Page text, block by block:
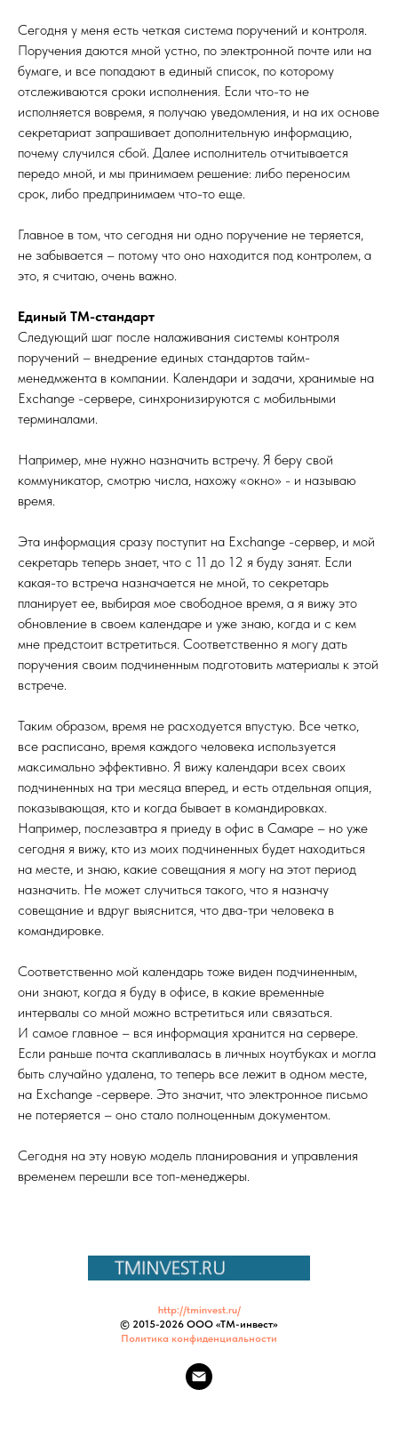
Сегодня у меня есть четкая система поручений и контроля.
Поручения даются мной устно, по электронной почте или на
бумаге, и все попадают в единый список, по которому
отслеживаются сроки исполнения. Если что-то не
исполняется вовремя, я получаю уведомления, и на их основе
секретариат запрашивает дополнительную информацию,
почему случился сбой. Далее исполнитель отчитывается
передо мной, и мы принимаем решение: либо переносим
срок, либо предпринимаем что-то еще.
Главное в том, что сегодня ни одно поручение не теряется,
не забывается – потому что оно находится под контролем, а
это, я считаю, очень важно.
Единый ТМ-стандарт
Следующий шаг после налаживания системы контроля
поручений – внедрение единых стандартов тайм-
менедмжента в компании. Календари и задачи, хранимые на
Exchange -сервере, синхронизируются с мобильными
терминалами.
Например, мне нужно назначить встречу. Я беру свой
коммуникатор, смотрю числа, нахожу «окно» - и называю
время.
Эта информация сразу поступит на Exchange -сервер, и мой
секретарь теперь знает, что с 11 до 12 я буду занят. Если
какая-то встреча назначается не мной, то секретарь
планирует ее, выбирая мое свободное время, а я вижу это
обновление в своем календаре и уже знаю, когда и с кем
мне предстоит встретиться. Соответственно я могу дать
поручения своим подчиненным подготовить материалы к этой
встрече.
Таким образом, время не расходуется впустую. Все четко,
все расписано, время каждого человека используется
максимально эффективно. Я вижу календари всех своих
подчиненных на три месяца вперед, и есть отдельная опция,
показывающая, кто и когда бывает в командировках.
Например, послезавтра я приеду в офис в Самаре – но уже
сегодня я вижу, кто из моих подчиненных будет находиться
на месте, и знаю, какие совещания я могу на этот период
назначить. Не может случиться такого, что я назначу
совещание и вдруг выяснится, что два-три человека в
командировке.
Соответственно мой календарь тоже виден подчиненным,
они знают, когда я буду в офисе, в какие временные
интервалы со мной можно встретиться или связаться.
И самое главное – вся информация хранится на сервере.
Если раньше почта скапливалась в личных ноутбуках и могла
быть случайно удалена, то теперь все лежит в одном месте,
на Exchange -сервере. Это значит, что электронное письмо
не потеряется – оно стало полноценным документом.
Сегодня на эту новую модель планирования и управления
временем перешли все топ-менеджеры.
http://tminvest.ru/
© 2015-2026 ООО «ТМ-инвест»
Политика конфиденциальности